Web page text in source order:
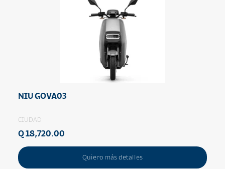
NIU GOVA03
CIUDAD
Q 18,720.00
Quiero más detalles